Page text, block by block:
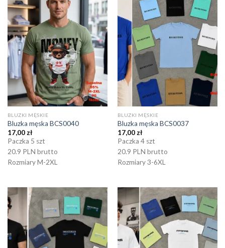
BLUZKI MĘSKIE
Bluzka męska BCS0040
17,00zł
Paczka 5 szt
20.9 PLN brutto
Rozmiary M-2XL
BLUZKI MĘSKIE
Bluzka męska BCS0037
17,00zł
Paczka 4 szt
20.9 PLN brutto
Rozmiary 3-6XL